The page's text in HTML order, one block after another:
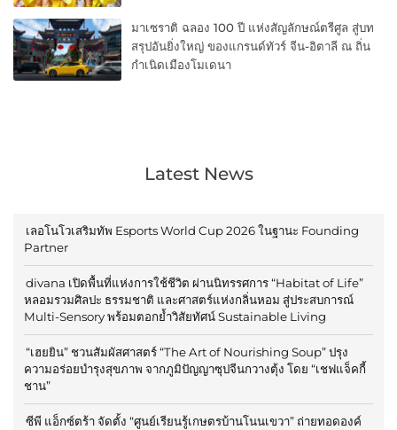
มาเซราติ ฉลอง 100 ปี แห่งสัญลักษณ์ตรีศูล สู่บท
สรุปอันยิ่งใหญ่ ของแกรนด์ทัวร์ จีน-อิตาลี ณ ถิ่น
กำเนิดเมืองโมเดนา
Latest News
เลอโนโวเสริมทัพ Esports World Cup 2026 ในฐานะ Founding
Partner
divana เปิดพื้นที่แห่งการใช้ชีวิต ผ่านนิทรรศการ “Habitat of Life”
หลอมรวมศิลปะ ธรรมชาติ และศาสตร์แห่งกลิ่นหอม สู่ประสบการณ์
Multi-Sensory พร้อมตอกย้ำวิสัยทัศน์ Sustainable Living
“เฮยยิน” ชวนสัมผัสศาสตร์ “The Art of Nourishing Soup” ปรุง
ความอร่อยบำรุงสุขภาพ จากภูมิปัญญาซุปจีนกวางตุ้ง โดย “เชฟแจ็คกี้
ชาน”
ซีพี แอ็กซ์ตร้า จัดตั้ง “ศูนย์เรียนรู้เกษตรบ้านโนนเขวา” ถ่ายทอดองค์